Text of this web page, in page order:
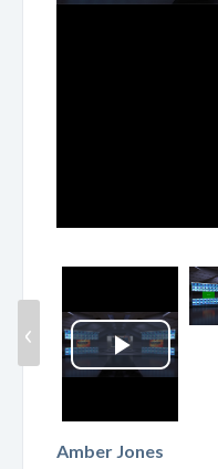
Play
Video
‹
Amber Jones